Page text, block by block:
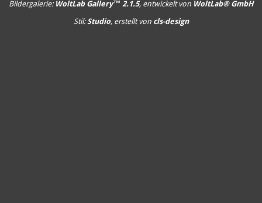
Bildergalerie: WoltLab Gallery™ 2.1.5, entwickelt von WoltLab® GmbH
Stil:Studio, erstellt von cls-design